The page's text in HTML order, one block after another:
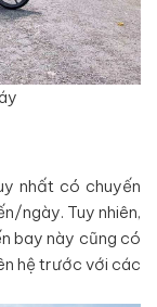
nhất có chuyến
ngày. Tuy nhiên,
bay này cũng có
hệ trước với các